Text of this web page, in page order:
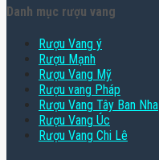
Danh mục rượu vang
Rượu Vang ý
Rượu Mạnh
Rượu Vang Mỹ
Rượu vang Pháp
Rượu Vang Tây Ban Nha
Rượu Vang Úc
Rượu Vang Chi Lê